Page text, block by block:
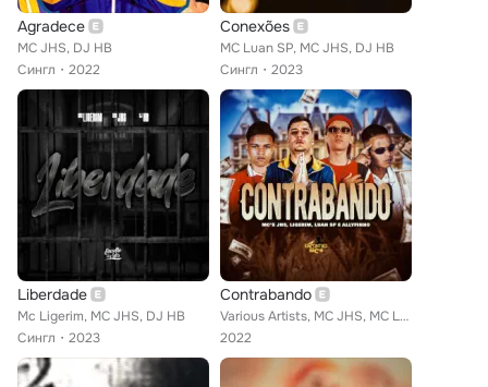
Agradece
MC JHS, DJ HB
Сингл
2022
Conexões
MC Luan SP, MC JHS, DJ HB
Сингл
2023
Liberdade
Mc Ligerim, MC JHS, DJ HB
Сингл
2023
Contrabando
Various Artists, MC JHS, MC Luan SP, MC Ligerim, MC Allyfinho, DJ HB
2022